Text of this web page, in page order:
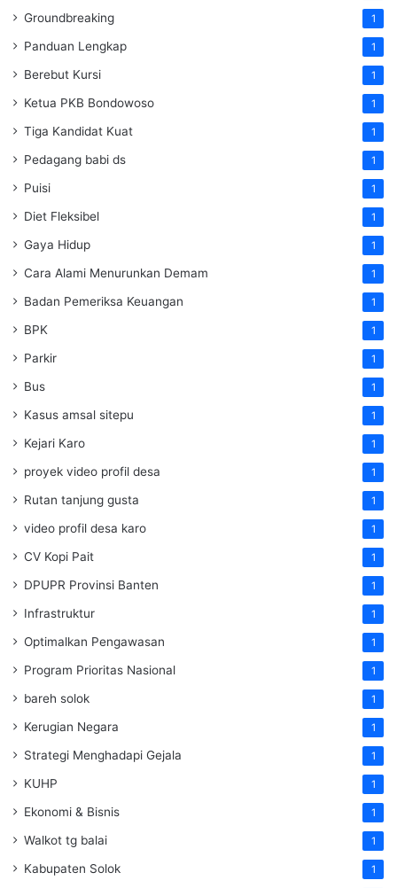
Groundbreaking 1
Panduan Lengkap 1
Berebut Kursi 1
Ketua PKB Bondowoso 1
Tiga Kandidat Kuat 1
Pedagang babi ds 1
Puisi 1
Diet Fleksibel 1
Gaya Hidup 1
Cara Alami Menurunkan Demam 1
Badan Pemeriksa Keuangan 1
BPK 1
Parkir 1
Bus 1
Kasus amsal sitepu 1
Kejari Karo 1
proyek video profil desa 1
Rutan tanjung gusta 1
video profil desa karo 1
CV Kopi Pait 1
DPUPR Provinsi Banten 1
Infrastruktur 1
Optimalkan Pengawasan 1
Program Prioritas Nasional 1
bareh solok 1
Kerugian Negara 1
Strategi Menghadapi Gejala 1
KUHP 1
Ekonomi & Bisnis 1
Walkot tg balai 1
Kabupaten Solok 1